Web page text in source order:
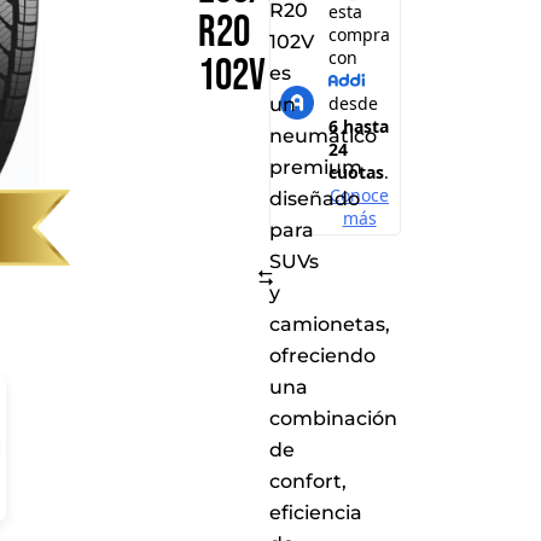
R20
102V
R20
102V
es
un
neumático
premium
diseñado
para
SUVs
y
camionetas,
ofreciendo
una
combinación
de
confort,
eficiencia